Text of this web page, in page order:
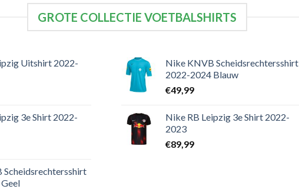
GROTE COLLECTIE VOETBALSHIRTS
Uitshirt 2022-
3e Shirt 2022-
Nike KNVB Scheidsrechtersshirt
2022-2024 Blauw
€49,99
Nike RB Leipzig 3e Shirt 2022-
2023
€89,99